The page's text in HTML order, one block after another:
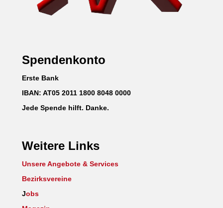
Spendenkonto
Erste Bank
IBAN: AT05 2011 1800 8048 0000
Jede Spende hilft. Danke.
Weitere Links
Unsere Angebote & Services
Bezirksvereine
Jobs